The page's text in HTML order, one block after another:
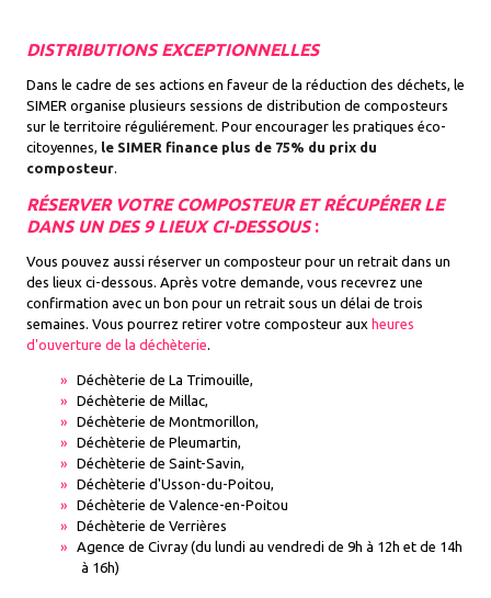
DISTRIBUTIONS EXCEPTIONNELLES
Dans le cadre de ses actions en faveur de la réduction des déchets, le
SIMER organise plusieurs sessions de distribution de composteurs
sur le territoire réguliérement. Pour encourager les pratiques éco-
citoyennes, le SIMER finance plus de 75% du prix du
composteur.
RÉSERVER VOTRE COMPOSTEUR ET RÉCUPÉRER LE
DANS UN DES 9 LIEUX CI-DESSOUS:
Vous pouvez aussi réserver un composteur pour un retrait dans un
des lieux ci-dessous. Après votre demande, vous recevrez une
confirmation avec un bon pour un retrait sous un délai de trois
semaines. Vous pourrez retirer votre composteur aux heures
d'ouverture de la déchèterie.
Déchèterie de La Trimouille,
Déchèterie de Millac,
Déchèterie de Montmorillon,
Déchèterie de Pleumartin,
Déchèterie de Saint-Savin,
Déchèterie d'Usson-du-Poitou,
Déchèterie de Valence-en-Poitou
Déchèterie de Verrières
Agence de Civray (du lundi au vendredi de 9h à 12h et de 14h
à 16h)